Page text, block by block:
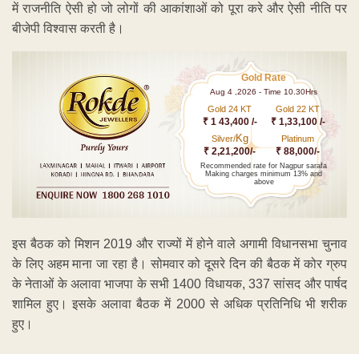
में राजनीति ऐसी हो जो लोगों की आकांशाओं को पूरा करे और ऐसी नीति पर
बीजेपी विश्वास करती है।
Gold Rate
Aug 4 ,2026 - Time 10.30Hrs
Gold 24 KT
₹ 1 43,400 /-
Gold 22 KT
₹ 1,33,100 /-
Silver/Kg
₹ 2,21,200/-
Platinum
₹ 88,000/-
Recommended rate for Nagpur sarafa
Making charges minimum 13% and
above
इस बैठक को मिशन 2019 और राज्यों में होने वाले अगामी विधानसभा चुनाव
के लिए अहम माना जा रहा है। सोमवार को दूसरे दिन की बैठक में कोर ग्रुप
के नेताओं के अलावा भाजपा के सभी 1400 विधायक, 337 सांसद और पार्षद
शामिल हुए। इसके अलावा बैठक में 2000 से अधिक प्रतिनिधि भी शरीक
हुए।